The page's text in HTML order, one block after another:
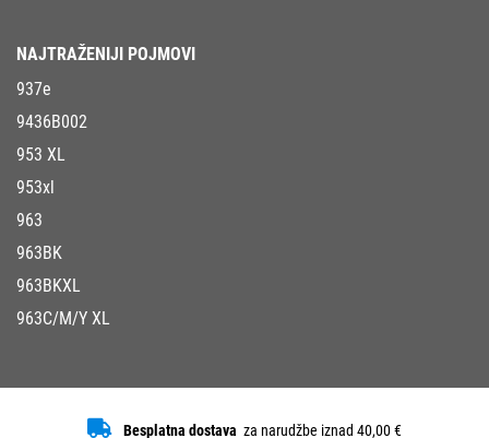
NAJTRAŽENIJI POJMOVI
937e
9436B002
953 XL
953xl
963
963BK
963BKXL
963C/M/Y XL
Besplatna dostava za narudžbe iznad 40,00 €